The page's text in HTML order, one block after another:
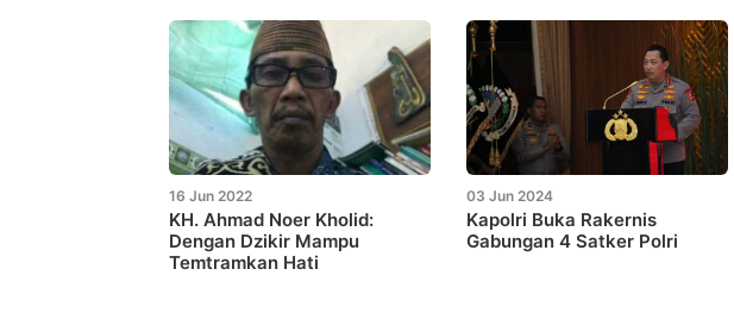
16 Jun 2022
KH. Ahmad Noer Kholid:
Dengan Dzikir Mampu
Temtramkan Hati
03 Jun 2024
Kapolri Buka Rakernis
Gabungan 4 Satker Polri